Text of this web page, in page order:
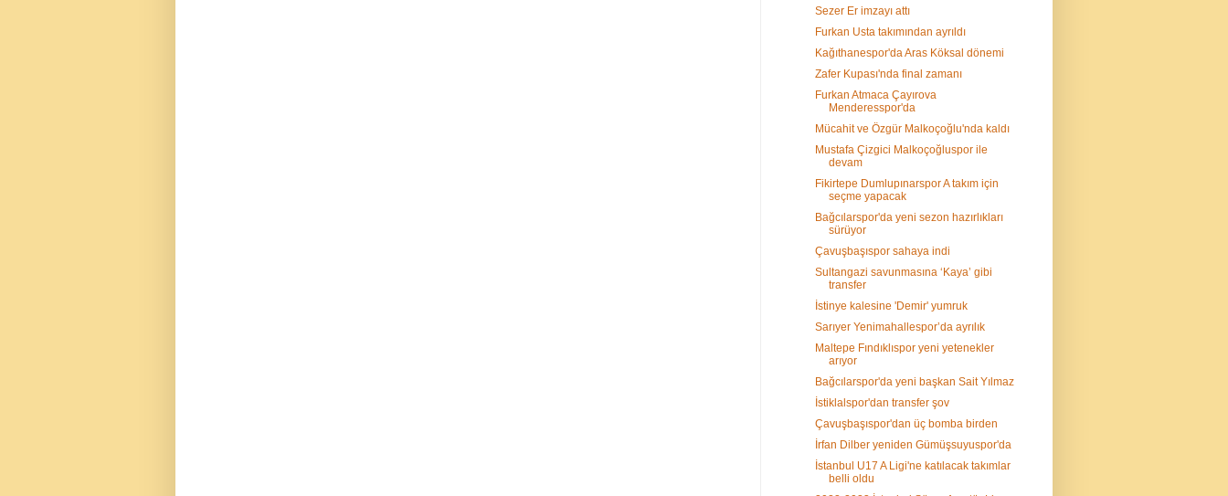
Sezer Er imzayı attı
Furkan Usta takımından ayrıldı
Kağıthanespor'da Aras Köksal dönemi
Zafer Kupası'nda final zamanı
Furkan Atmaca Çayırova
Menderesspor'da
Mücahit ve Özgür Malkoçoğlu'nda kaldı
Mustafa Çizgici Malkoçoğluspor ile
devam
Fikirtepe Dumlupınarspor A takım için
seçme yapacak
Bağcılarspor'da yeni sezon hazırlıkları
sürüyor
Çavuşbaşıspor sahaya indi
Sultangazi savunmasına ‘Kaya’ gibi
transfer
İstinye kalesine 'Demir' yumruk
Sarıyer Yenimahallespor’da ayrılık
Maltepe Fındıklıspor yeni yetenekler
arıyor
Bağcılarspor'da yeni başkan Sait Yılmaz
İstiklalspor'dan transfer şov
Çavuşbaşıspor'dan üç bomba birden
İrfan Dilber yeniden Gümüşsuyuspor'da
İstanbul U17 A Ligi'ne katılacak takımlar
belli oldu